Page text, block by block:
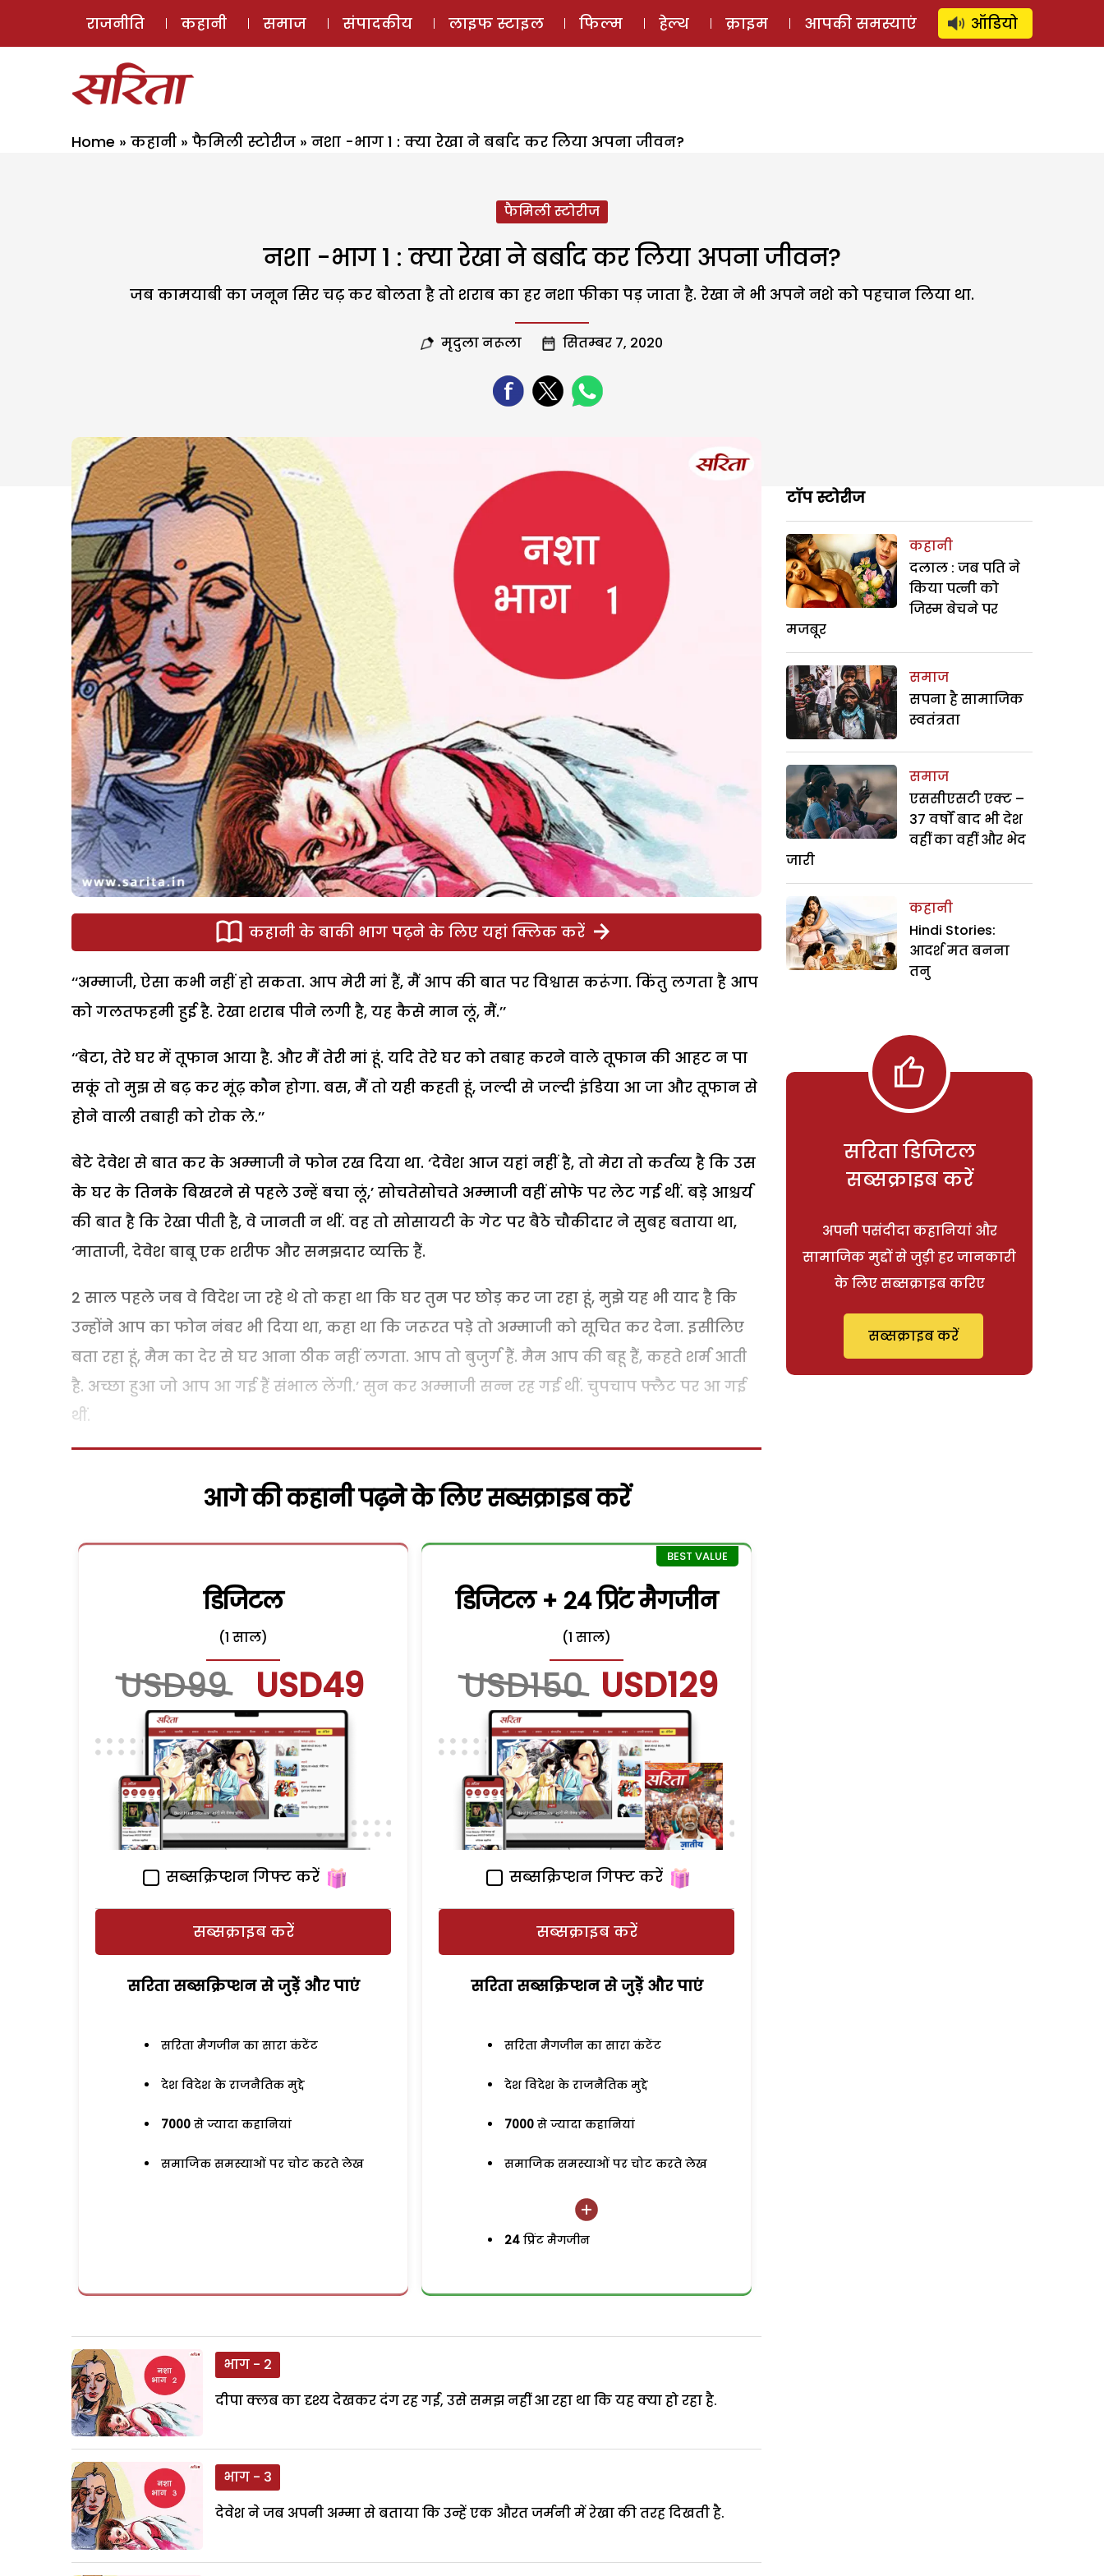
ई-मैगज़ीन ऑडियो स्टोरी लॉग इन ⚲ SUBSCRIBE
राजनीति कहानी समाज संपादकीय लाइफ स्टाइल फिल्म हेल्थ क्राइम आपकी समस्याएं ऑडियो
Home » कहानी » फैमिली स्टोरीज » नशा -भाग 1 : क्या रेखा ने बर्बाद कर लिया अपना जीवन?
फैमिली स्टोरीज
नशा -भाग 1 : क्या रेखा ने बर्बाद कर लिया अपना जीवन?
जब कामयाबी का जनून सिर चढ़ कर बोलता है तो शराब का हर नशा फीका पड़ जाता है. रेखा ने भी अपने नशे को पहचान लिया था.
मृदुला नरूला सितम्बर 7, 2020
कहानी के बाकी भाग पढ़ने के लिए यहां क्लिक करें
‘‘अम्माजी, ऐसा कभी नहीं हो सकता. आप मेरी मां हैं, मैं आप की बात पर विश्वास करूंगा. किंतु लगता है आप
को गलतफहमी हुई है. रेखा शराब पीने लगी है, यह कैसे मान लूं, मैं.’’
‘‘बेटा, तेरे घर में तूफान आया है. और मैं तेरी मां हूं. यदि तेरे घर को तबाह करने वाले तूफान की आहट न पा
सकूं तो मुझ से बढ़ कर मूंढ़ कौन होगा. बस, मैं तो यही कहती हूं, जल्दी से जल्दी इंडिया आ जा और तूफान से
होने वाली तबाही को रोक ले.’’
बेटे देवेश से बात कर के अम्माजी ने फोन रख दिया था. ‘देवेश आज यहां नहीं है, तो मेरा तो कर्तव्य है कि उस
के घर के तिनके बिखरने से पहले उन्हें बचा लूं,’ सोचतेसोचते अम्माजी वहीं सोफे पर लेट गई थीं. बड़े आश्चर्य
की बात है कि रेखा पीती है, वे जानती न थीं. वह तो सोसायटी के गेट पर बैठे चौकीदार ने सुबह बताया था,
‘माताजी, देवेश बाबू एक शरीफ और समझदार व्यक्ति हैं.
2 साल पहले जब वे विदेश जा रहे थे तो कहा था कि घर तुम पर छोड़ कर जा रहा हूं, मुझे यह भी याद है कि
उन्होंने आप का फोन नंबर भी दिया था, कहा था कि जरूरत पड़े तो अम्माजी को सूचित कर देना. इसीलिए
बता रहा हूं, मैम का देर से घर आना ठीक नहीं लगता. आप तो बुजुर्ग हैं. मैम आप की बहू हैं, कहते शर्म आती
है. अच्छा हुआ जो आप आ गई हैं संभाल लेंगी.’ सुन कर अम्माजी सन्न रह गई थीं. चुपचाप फ्लैट पर आ गई
थीं.
आगे की कहानी पढ़ने के लिए सब्सक्राइब करें
डिजिटल
(1 साल)
USD99 USD49
सब्सक्रिप्शन गिफ्ट करें
सब्सक्राइब करें
सरिता सब्सक्रिप्शन से जुड़ेें और पाएं
सरिता मैगजीन का सारा कंटेंट
देश विदेश के राजनैतिक मुद्दे
7000 से ज्यादा कहानियां
समाजिक समस्याओं पर चोट करते लेख
डिजिटल + 24 प्रिंट मैगजीन
(1 साल)
USD150 USD129
सब्सक्रिप्शन गिफ्ट करें
सब्सक्राइब करें
सरिता सब्सक्रिप्शन से जुड़ेें और पाएं
सरिता मैगजीन का सारा कंटेंट
देश विदेश के राजनैतिक मुद्दे
7000 से ज्यादा कहानियां
समाजिक समस्याओं पर चोट करते लेख
24 प्रिंट मैगजीन
भाग - 2
दीपा क्लब का दृश्य देखकर दंग रह गई, उसे समझ नहीं आ रहा था कि यह क्या हो रहा है.
भाग - 3
देवेश ने जब अपनी अम्मा से बताया कि उन्हें एक औरत जर्मनी में रेखा की तरह दिखती है.
टॉप स्टोरीज
कहानी
दलाल : जब पति ने
किया पत्नी को
जिस्म बेचने पर
मजबूर
समाज
सपना है सामाजिक
स्वतंत्रता
समाज
एससीएसटी एक्ट –
37 वर्षों बाद भी देश
वहीं का वहीं और भेद
जारी
कहानी
Hindi Stories:
आदर्श मत बनना
तनु
सरिता डिजिटल
सब्सक्राइब करें
अपनी पसंदीदा कहानियां और
सामाजिक मुद्दों से जुड़ी हर जानकारी
के लिए सब्सक्राइब करिए
सब्सक्राइब करें